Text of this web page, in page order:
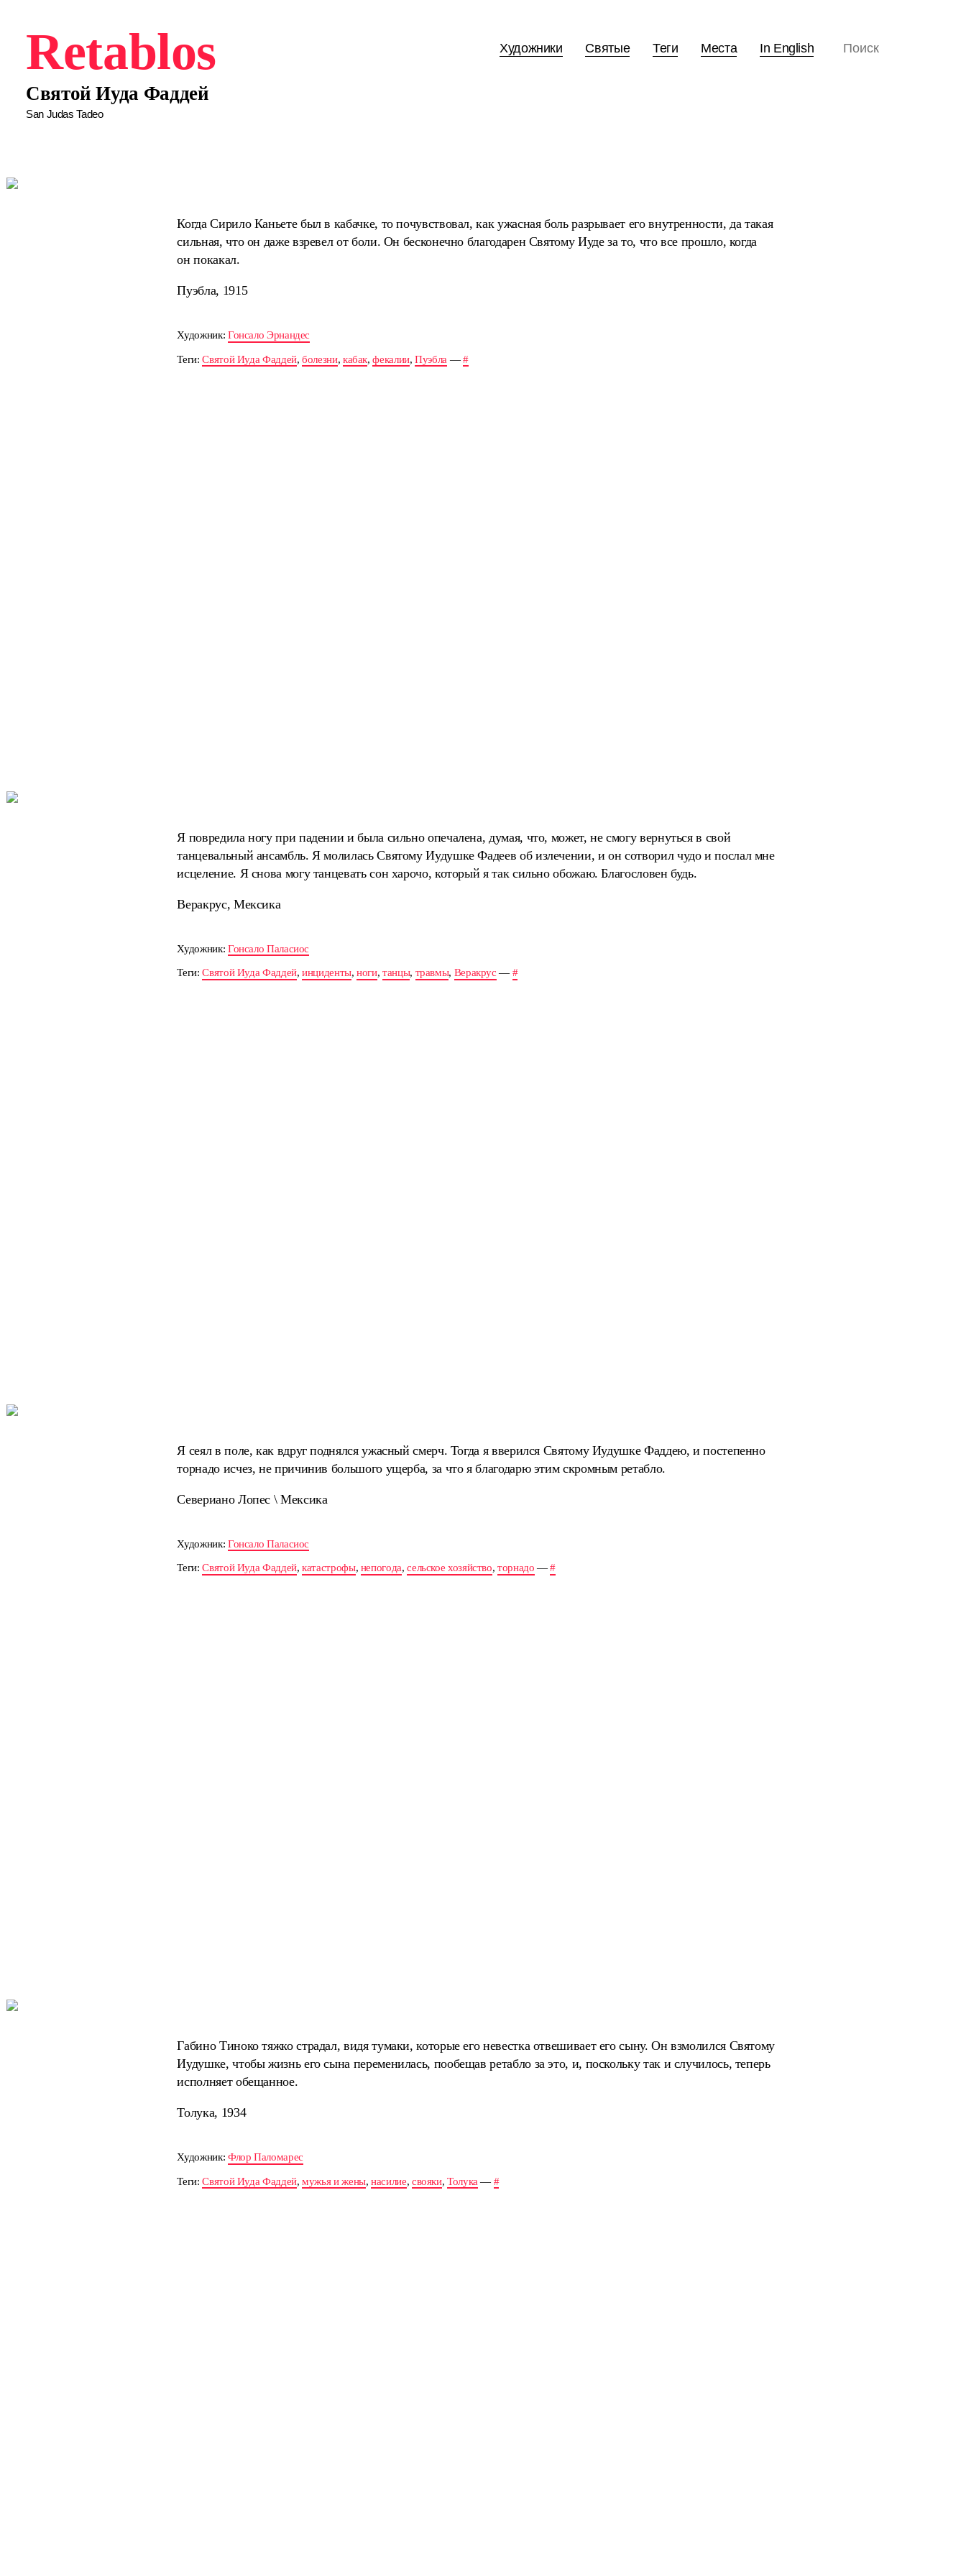
Retablos Художники Святые Теги Места In English
Святой Иуда Фаддей
San Judas Tadeo
Когда Сирило Каньете был в кабачке, то почувствовал, как ужасная боль разрывает его внутренности, да такая
сильная, что он даже взревел от боли. Он бесконечно благодарен Святому Иуде за то, что все прошло, когда
он покакал.
Пуэбла, 1915
Художник: Гонсало Эрнандес
Теги:Святой Иуда Фаддей,болезни, кабак,фекалии,Пуэбла —#
Я повредила ногу при падении и была сильно опечалена, думая, что, может, не смогу вернуться в свой
танцевальный ансамбль. Я молилась Святому Иудушке Фадеев об излечении, и он сотворил чудо и послал мне
исцеление. Я снова могу танцевать сон харочо, который я так сильно обожаю. Благословен будь.
Веракрус, Мексика
Художник: Гонсало Паласиос
Теги:Святой Иуда Фаддей,инциденты,ноги,танцы, травмы, Веракрус — #
Я сеял в поле, как вдруг поднялся ужасный смерч. Тогда я вверился Святому Иудушке Фаддею, и постепенно
торнадо исчез, не причинив большого ущерба, за что я благодарю этим скромным ретабло.
Севериано Лопес \ Мексика
Художник: Гонсало Паласиос
Теги:Святой Иуда Фаддей,катастрофы, непогода,сельское хозяйство,торнадо —#
Габино Тиноко тяжко страдал, видя тумаки, которые его невестка отвешивает его сыну. Он взмолился Святому
Иудушке, чтобы жизнь его сына переменилась, пообещав ретабло за это, и, поскольку так и случилось, теперь
исполняет обещанное.
Толука, 1934
Художник: Флор Паломарес
Теги:Святой Иуда Фаддей,мужья и жены,насилие, свояки, Толука — #